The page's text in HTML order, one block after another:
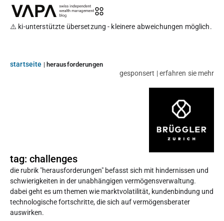
⚠️ ki-unterstützte übersetzung - kleinere abweichungen möglich.
startseite | herausforderungen
gesponsert | erfahren sie mehr
tag: challenges
die rubrik "herausforderungen" befasst sich mit hindernissen und
schwierigkeiten in der unabhängigen vermögensverwaltung.
dabei geht es um themen wie marktvolatilität, kundenbindung und
technologische fortschritte, die sich auf vermögensberater
auswirken.